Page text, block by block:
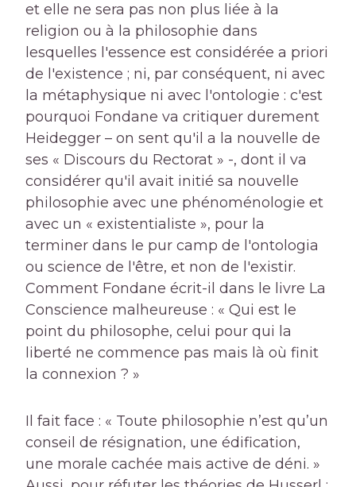
et elle ne sera pas non plus liée à la
religion ou à la philosophie dans
lesquelles l'essence est considérée a priori
de l'existence ; ni, par conséquent, ni avec
la métaphysique ni avec l'ontologie : c'est
pourquoi Fondane va critiquer durement
Heidegger – on sent qu'il a la nouvelle de
ses « Discours du Rectorat » -, dont il va
considérer qu'il avait initié sa nouvelle
philosophie avec une phénoménologie et
avec un « existentialiste », pour la
terminer dans le pur camp de l'ontologia
ou science de l'être, et non de l'existir.
Comment Fondane écrit-il dans le livre La
Conscience malheureuse : « Qui est le
point du philosophe, celui pour qui la
liberté ne commence pas mais là où finit
la connexion ? »
Il fait face : « Toute philosophie n’est qu’un
conseil de résignation, une édification,
une morale cachée mais active de déni. »